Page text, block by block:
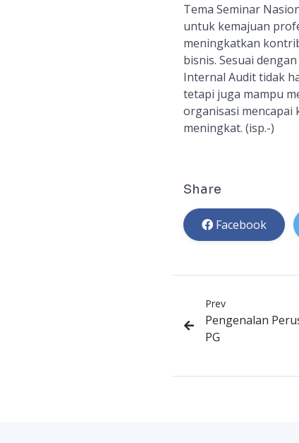
Tema Seminar
untuk kemajuan
meningkatkan
bisnis. Sesuai
Internal Audit tidak
tetapi juga mampu
organisasi mencapai
meningkat. (isp.-)
Share
Facebook
Prev
Pengenalan
PG